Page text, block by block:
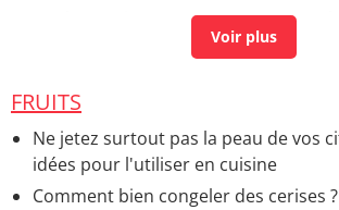
> Recettes - Autre
> Recettes - Cake
FRUITS
Ne jetez surtout pas la peau de vos
idées pour l'utiliser en cuisine
Comment bien congeler des cerises ?